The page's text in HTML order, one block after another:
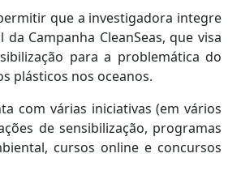
que a investigadora integre
Campanha CleanSeas, que visa
para a problemática do
plásticos nos oceanos.
com várias iniciativas (em vários
de sensibilização, programas
cursos online e concursos